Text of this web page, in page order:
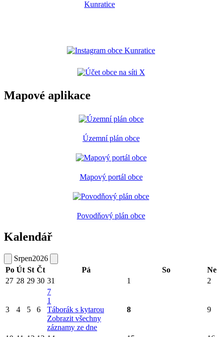
Mapové aplikace
Územní plán obce
Mapový portál obce
Povodňový plán obce
Kalendář
Srpen2026
Po Út St Čt Pá So
Ne
27 28 29 30 31 1 2
3 4 5 6
7
1
Táborák s kytarou
Zobrazit všechny
záznamy ze dne
8 9